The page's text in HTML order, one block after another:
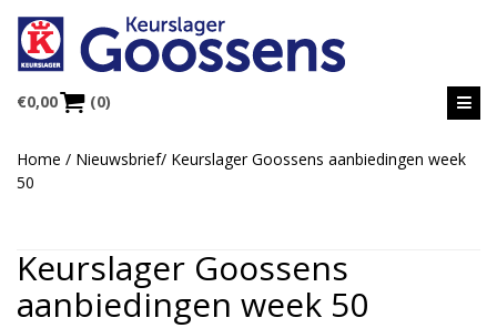
€0,00 (0)
Home / Nieuwsbrief/ Keurslager Goossens aanbiedingen week
50
Keurslager Goossens
aanbiedingen week 50